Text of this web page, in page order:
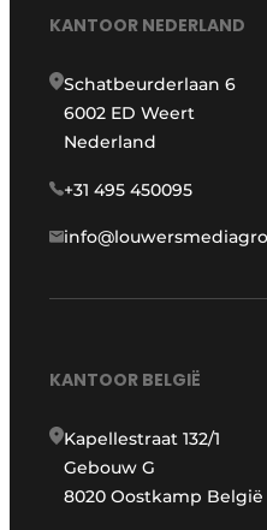
KANTOOR NEDERLAND
Schatbeurderlaan 6
6002 ED Weert
Nederland
+31 495 450095
KANTOOR BELGIË
Kapellestraat 132/1
Gebouw G
8020 Oostkamp België